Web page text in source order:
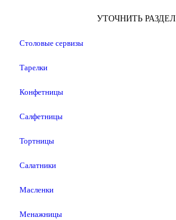
УТОЧНИТЬ РАЗДЕЛ
Столовые сервизы
Тарелки
Конфетницы
Салфетницы
Тортницы
Салатники
Масленки
Менажницы